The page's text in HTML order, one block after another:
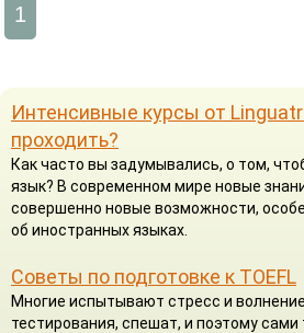
1
Интенсивные курсы от
проходить?
Как часто вы задумывались, о том,
язык? В современном мире новые
совершенно новые возможности,
об иностранных языках.
Советы по подготовке к TOEFL
Многие испытывают стресс и
тестирования, спешат, и поэтому сами